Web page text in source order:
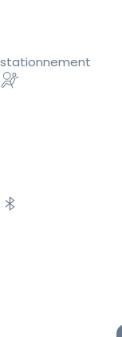
stationnement